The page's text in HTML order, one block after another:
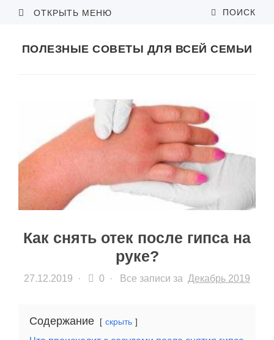
ОТКРЫТЬ МЕНЮ ПОИСК
ПОЛЕЗНЫЕ СОВЕТЫ ДЛЯ ВСЕЙ СЕМЬИ
Как снять отек после гипса на
руке?
27.12.2019 · 0 · Все записи за Декабрь 2019
Содержание скрыть